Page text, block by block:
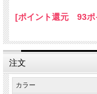
[ポイント還元 93ポ
注文
カラー